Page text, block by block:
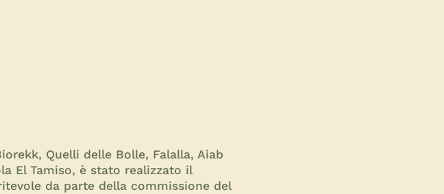
Quelli delle Bolle, Falalla, Aiab
El Tamiso, è stato realizzato il
da parte della commissione del